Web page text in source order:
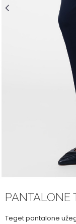
PANTALONE
Teget pantalone